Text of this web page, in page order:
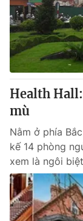
® Cấm sao chép
thuận bằng văn
thông tin từ
Health
mù
Nằm ở phía
kế 14 phòng
xem là ngôi